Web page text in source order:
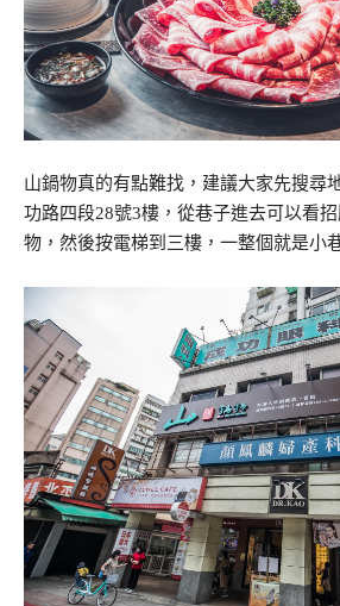
山鍋物真的有點難找，建議大家先搜尋
功路四段28號3樓，從巷子進去可以看
物，然後按電梯到三樓，一整個就是小